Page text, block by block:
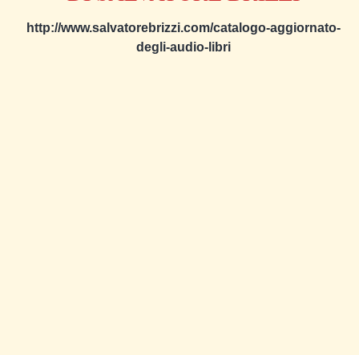
http://www.salvatorebrizzi.com/catalogo-aggiornato-
degli-audio-libri